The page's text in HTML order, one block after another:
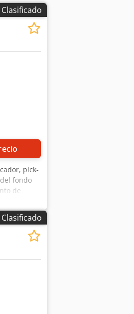
Clasificado
pick-
fondo
de
Clasificado